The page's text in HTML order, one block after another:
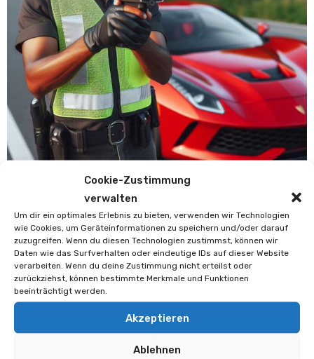
Cookie-Zustimmung
verwalten
Um dir ein optimales Erlebnis zu bieten, verwenden wir Technologien
wie Cookies, um Geräteinformationen zu speichern und/oder darauf
zuzugreifen. Wenn du diesen Technologien zustimmst, können wir
Daten wie das Surfverhalten oder eindeutige IDs auf dieser Website
verarbeiten. Wenn du deine Zustimmung nicht erteilst oder
zurückziehst, können bestimmte Merkmale und Funktionen
beeinträchtigt werden.
Akzeptieren
Ablehnen
Informationen
Bußgeldkatalog Schweiz 2024
Oliver Schäfer 2. März 2024 Keine Kommentare
Jeder Autofahrer kennt das wahrscheinlich: Man
ist – aus welchem Grund auch immer – zu schnell